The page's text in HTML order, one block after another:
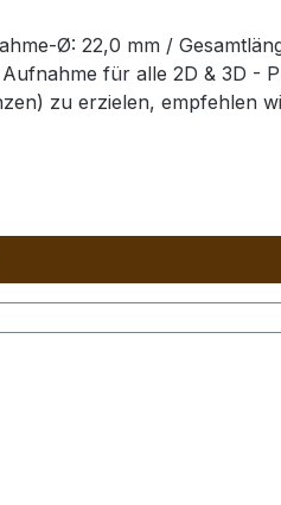
Ø: 22,0 mm /
für alle 2D & 3D -
zu erzielen, empfehlen